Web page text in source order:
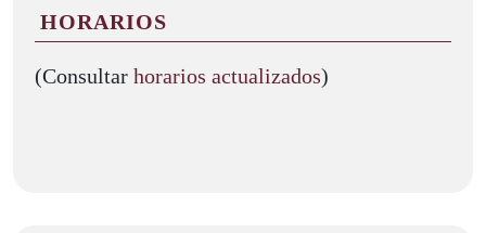
HORARIOS
(Consultar horarios actualizados)